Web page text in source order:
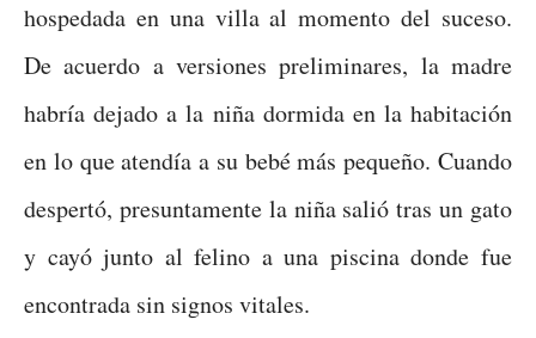
hospedada en una villa al momento del suceso.
De acuerdo a versiones preliminares, la madre
habría dejado a la niña dormida en la habitación
en lo que atendía a su bebé más pequeño. Cuando
despertó, presuntamente la niña salió tras un gato
y cayó junto al felino a una piscina donde fue
encontrada sin signos vitales.